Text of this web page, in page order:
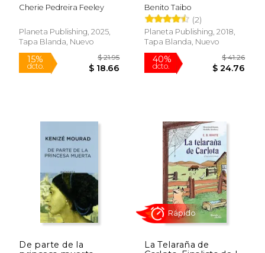
15%
dcto.
Rápido
15%
dcto.
Cherie Pedreira Feeley
Planeta Publishing, 2025,
Tapa Blanda, Nuevo
Benito Taibo
(2)
Planeta Publishing, 2018,
Tapa Blanda, Nuevo
De parte de la
La Telaraña de